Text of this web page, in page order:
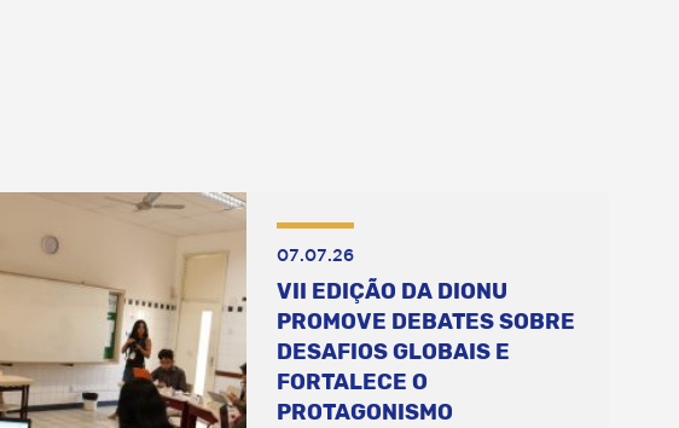
07.07.26
VII EDIÇÃO DA DIONU
PROMOVE DEBATES SOBRE
DESAFIOS GLOBAIS E
FORTALECE O
PROTAGONISMO